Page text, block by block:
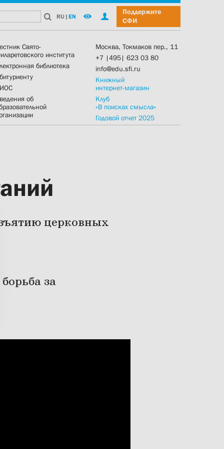
RU | EN
Поддержите
СФИ
Свято-
института
библиотека
об
Москва, Токмаков пер., 11
+7 |495| 623 03 80
info@edu.sfi.ru
Книжный
интернет-магазин
Клуб
«В поисках смысла»
Годовой отчет 2025
церковных
за